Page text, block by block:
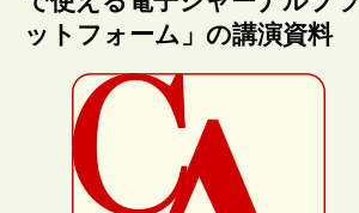
ットフォーム」の講演資料